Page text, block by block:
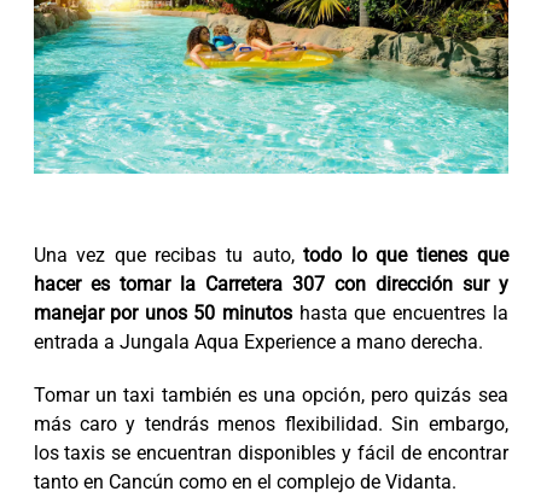
Una vez que recibas tu auto,todo lo que tienes que
hacer es tomar la Carretera 307 con dirección sur y
manejar por unos 50 minutos hasta que encuentres la
entrada a Jungala Aqua Experience a mano derecha.
Tomar un taxi también es una opción, pero quizás sea
más caro y tendrás menos flexibilidad. Sin embargo,
los taxis se encuentran disponibles y fácil de encontrar
tanto en Cancún como en el complejo de Vidanta.